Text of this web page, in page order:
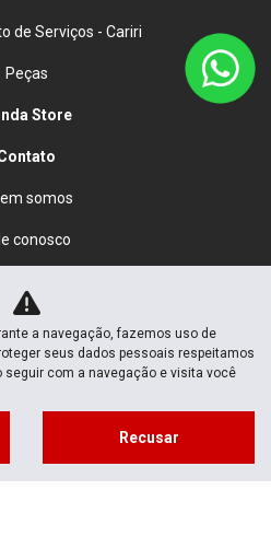
de Serviços - Cariri
Peças
Store
somos
conosco
o outro salva vidas.
a navegação, fazemos uso de
seus dados pessoais respeitamos
seguir com a navegação e visita você
Recusar